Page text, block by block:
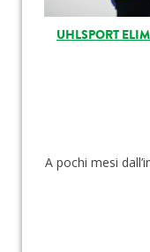
UHLSPORT
A pochi mesi